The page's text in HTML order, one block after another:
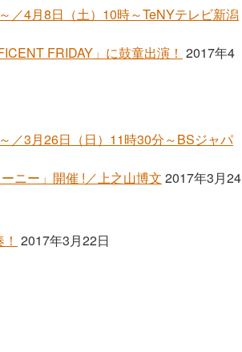
／4月8日（土）10時～TeNYテレビ新潟
FRIDAY」に鼓童出演！ 2017年4
／3月26日（日）11時30分～BSジャパ
ニー」開催 !／上之山博文 2017年3月24
2017年3月22日